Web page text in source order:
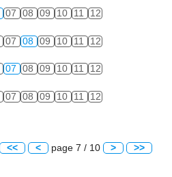
07 08 09 10 11 12
07 08 09 10 11 12
07 08 09 10 11 12
07 08 09 10 11 12
<< < page 7 / 10 > >>